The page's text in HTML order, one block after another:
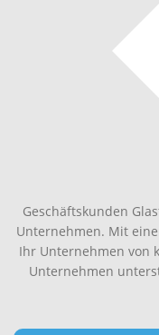
Geschäftskunden
Unternehmen. Mit
Ihr Unternehmen von
Unternehmen